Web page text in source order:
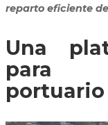
reparto eficiente
Una
para
portuario